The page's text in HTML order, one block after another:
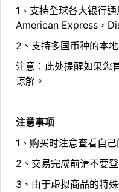
1、支持全球各大银行
American Express，
2、支持多国币种的本
注意：此处提醒如果您
谅解。
注意事项
1、购买时注意查看自
2、交易完成前请不要
3、由于虚拟商品的特